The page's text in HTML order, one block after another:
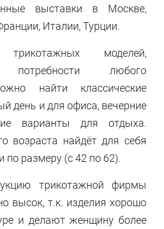
выставки в Москве,
Италии, Турции.
трикотажных моделей,
потребности любого
найти классические
день и для офиса, вечерние
варианты для отдыха.
возраста найдёт для себя
по размеру (с 42 по 62).
трикотажной фирмы
высок, т.к. изделия хорошо
и делают женщину более